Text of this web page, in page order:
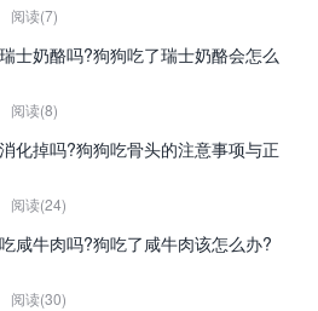
阅读(7)
士奶酪吗?狗狗吃了瑞士奶酪会怎么
阅读(8)
化掉吗?狗狗吃骨头的注意事项与正
阅读(24)
咸牛肉吗?狗吃了咸牛肉该怎么办?
阅读(30)